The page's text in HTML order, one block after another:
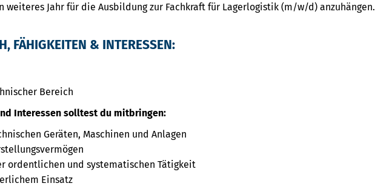
weiteres Jahr für die Ausbildung zur Fachkraft für Lagerlogistik (m/w/d) anzuhängen.
FÄHIGKEITEN & INTERESSEN:
Bereich
Interessen solltest du mitbringen:
Geräten, Maschinen und Anlagen
ordentlichen und systematischen Tätigkeit
Einsatz